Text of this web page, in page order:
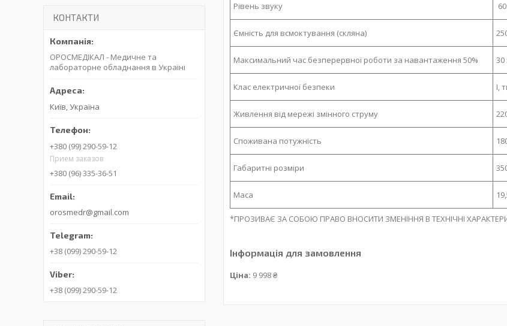
Рівень звуку
Ємність для всмоктування (скляна)
Максимальний час безперервної роботи за навантаження 50% 30
Клас електричної безпеки I,
Живлення від мережі змінного струму
Споживана потужність
Габаритні розміри
Маса
*ПРОЗИВАЄ ЗА СОБОЮ ПРАВО ВНОСИТИ ЗМЕНІННЯ В ТЕХНІЧНІ
Інформація для замовлення
Ціна: 9 998 ₴
КОНТАКТИ
ОРОСМЕДІКАЛ - Медичне та
лабораторне обладнання в Україні
Київ, Україна
+380 (99) 290-59-12
Прием заказов
+380 (96) 335-36-51
orosmedr@gmail.com
+38 (099) 290-59-12
+38 (099) 290-59-12